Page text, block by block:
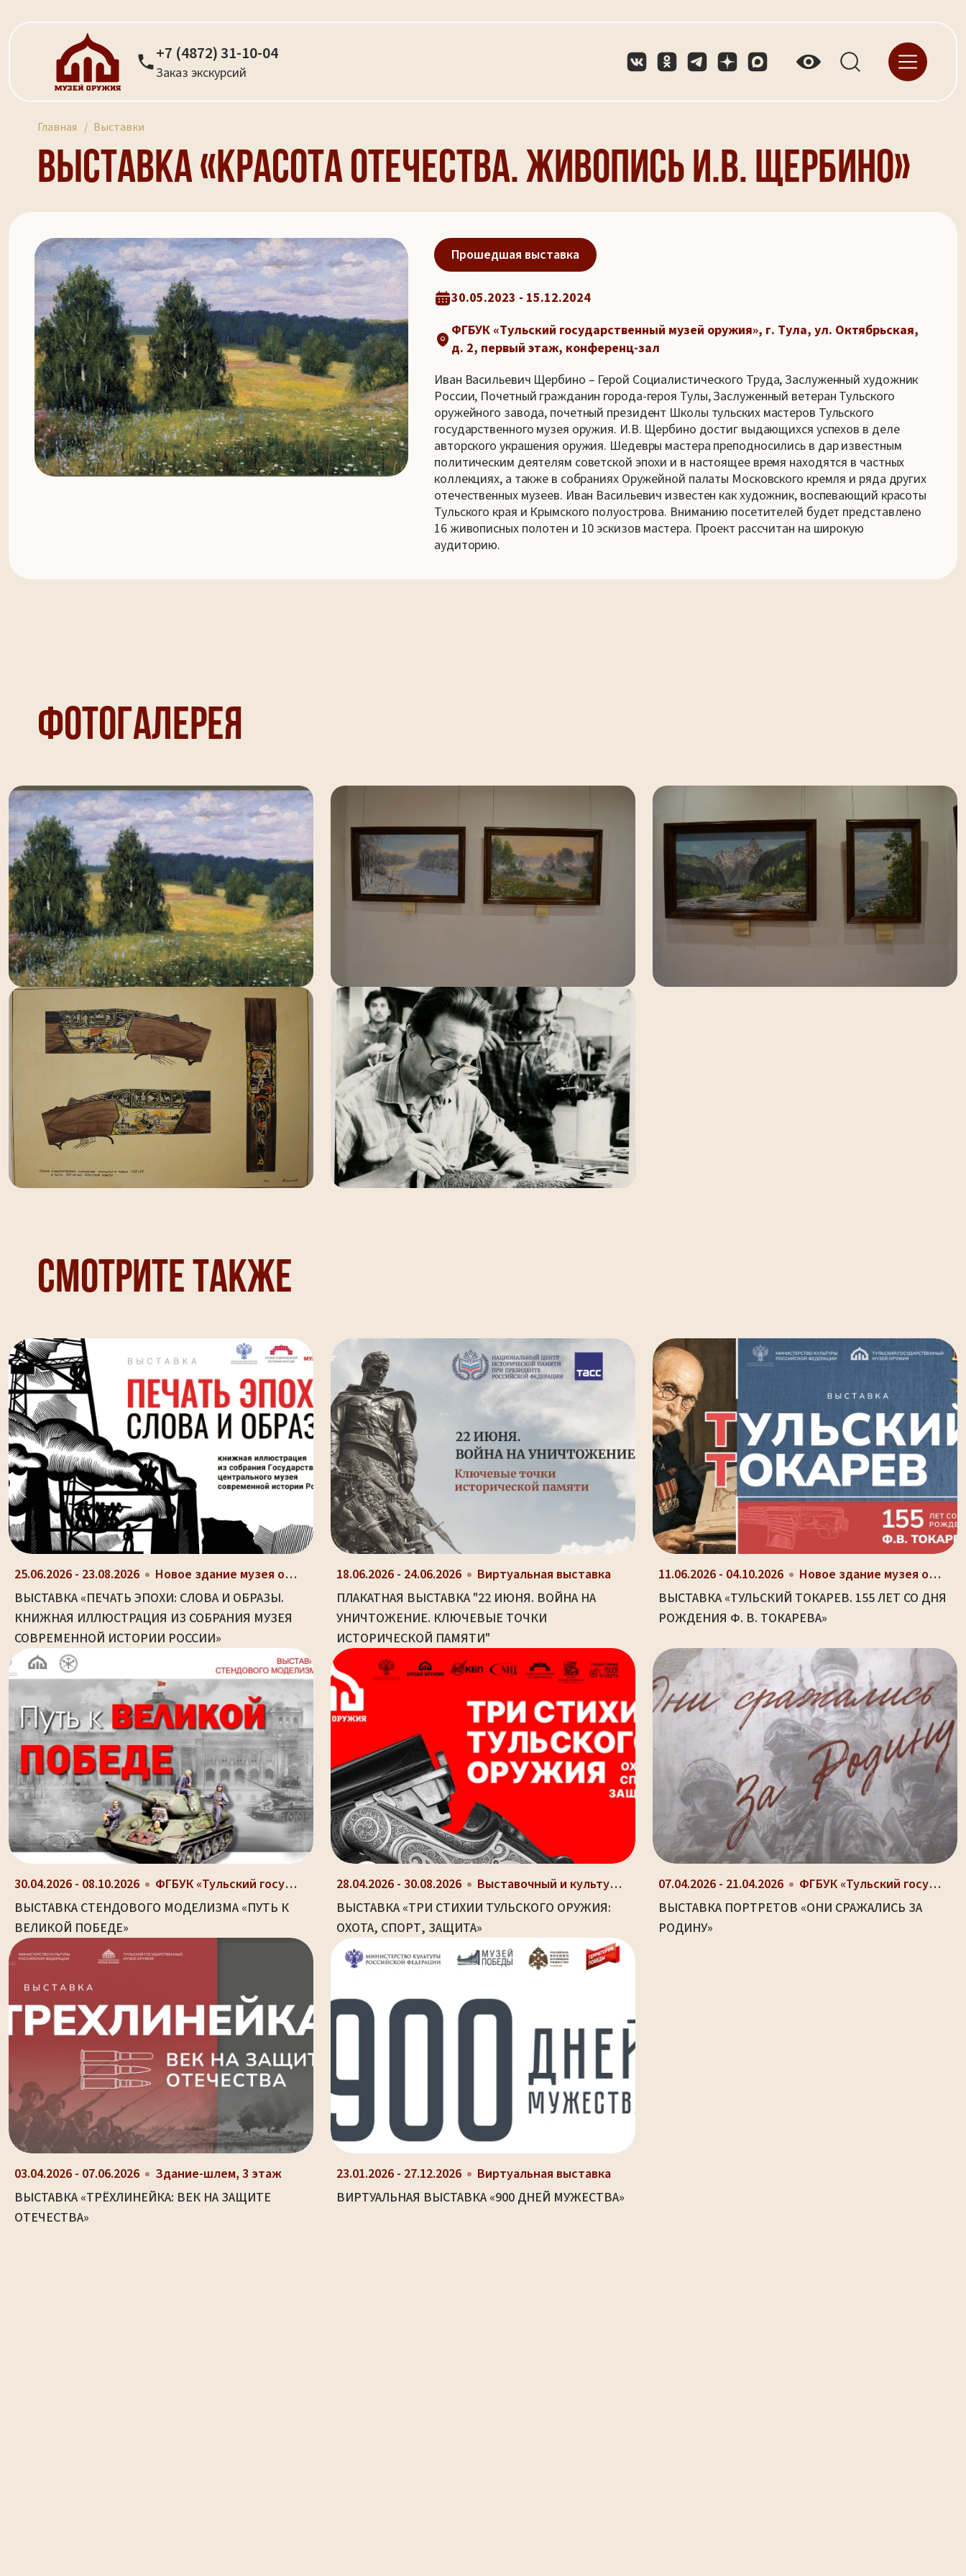
+7 (4872) 31-10-04
Заказ экскурсий
Главная Выставки
Выставка «Красота Отечества. Живопись И.В. Щербино»
Прошедшая выставка
30.05.2023 - 15.12.2024
ФГБУК «Тульский государственный музей оружия», г. Тула, ул. Октябрьская,
д. 2, первый этаж, конференц-зал
Иван Васильевич Щербино – Герой Социалистического Труда, Заслуженный художник
России, Почетный гражданин города-героя Тулы, Заслуженный ветеран Тульского
оружейного завода, почетный президент Школы тульских мастеров Тульского
государственного музея оружия. И.В. Щербино достиг выдающихся успехов в деле
авторского украшения оружия. Шедевры мастера преподносились в дар известным
политическим деятелям советской эпохи и в настоящее время находятся в частных
коллекциях, а также в собраниях Оружейной палаты Московского кремля и ряда других
отечественных музеев. Иван Васильевич известен как художник, воспевающий красоты
Тульского края и Крымского полуострова. Вниманию посетителей будет представлено
16 живописных полотен и 10 эскизов мастера. Проект рассчитан на широкую
аудиторию.
Фотогалерея
Смотрите также
25.06.2026 - 23.08.2026
Новое здание музея оружия (ул. Октябрьская, д. 2)
ВЫСТАВКА «ПЕЧАТЬ ЭПОХИ: СЛОВА И ОБРАЗЫ.
КНИЖНАЯ ИЛЛЮСТРАЦИЯ ИЗ СОБРАНИЯ МУЗЕЯ
СОВРЕМЕННОЙ ИСТОРИИ РОССИИ»
18.06.2026 - 24.06.2026
Виртуальная выставка
ПЛАКАТНАЯ ВЫСТАВКА "22 ИЮНЯ. ВОЙНА НА
УНИЧТОЖЕНИЕ. КЛЮЧЕВЫЕ ТОЧКИ
ИСТОРИЧЕСКОЙ ПАМЯТИ"
11.06.2026 - 04.10.2026
Новое здание музея оружия (ул. Октябрьская, д. 2)
ВЫСТАВКА «ТУЛЬСКИЙ ТОКАРЕВ. 155 ЛЕТ СО ДНЯ
РОЖДЕНИЯ Ф. В. ТОКАРЕВА»
30.04.2026 - 08.10.2026
ФГБУК «Тульский государственный музей оружия», г....
ВЫСТАВКА СТЕНДОВОГО МОДЕЛИЗМА «ПУТЬ К
ВЕЛИКОЙ ПОБЕДЕ»
28.04.2026 - 30.08.2026
Выставочный и культурно-просветительный центр Туль...
ВЫСТАВКА «ТРИ СТИХИИ ТУЛЬСКОГО ОРУЖИЯ:
ОХОТА, СПОРТ, ЗАЩИТА»
07.04.2026 - 21.04.2026
ФГБУК «Тульский государственный музей оружия», г....
ВЫСТАВКА ПОРТРЕТОВ «ОНИ СРАЖАЛИСЬ ЗА
РОДИНУ»
03.04.2026 - 07.06.2026
Здание-шлем, 3 этаж
ВЫСТАВКА «ТРЁХЛИНЕЙКА: ВЕК НА ЗАЩИТЕ
ОТЕЧЕСТВА»
23.01.2026 - 27.12.2026
Виртуальная выставка
ВИРТУАЛЬНАЯ ВЫСТАВКА «900 ДНЕЙ МУЖЕСТВА»